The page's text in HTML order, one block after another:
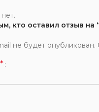
кто оставил отзыв на
не будет опубликован.
*